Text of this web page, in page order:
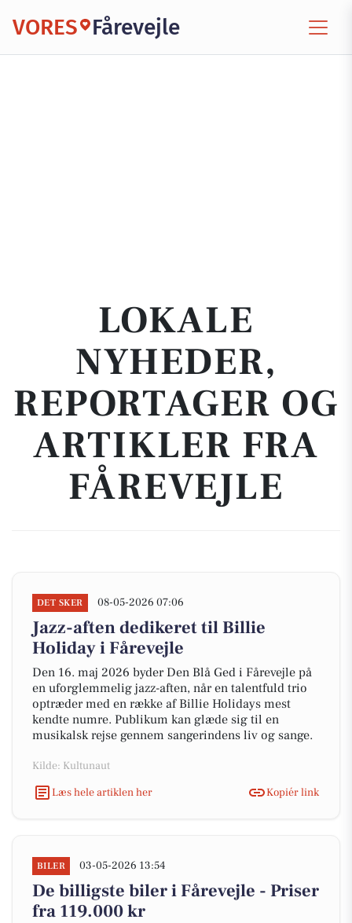
VORES Fårevejle
LOKALE
NYHEDER,
REPORTAGER OG
ARTIKLER FRA
FÅREVEJLE
DET SKER 08-05-2026 07:06
Jazz-aften dedikeret til Billie
Holiday i Fårevejle
Den 16. maj 2026 byder Den Blå Ged i Fårevejle på
en uforglemmelig jazz-aften, når en talentfuld trio
optræder med en række af Billie Holidays mest
kendte numre. Publikum kan glæde sig til en
musikalsk rejse gennem sangerindens liv og sange.
Kilde: Kultunaut
Læs hele artiklen her
Kopiér link
BILER 03-05-2026 13:54
De billigste biler i Fårevejle - Priser
fra 119.000 kr